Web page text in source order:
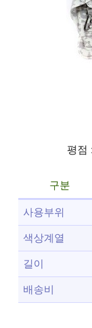
평
구분
사용부위
색상계열
길이
배송비